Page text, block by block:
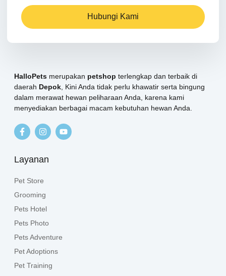
Hubungi Kami
HalloPets merupakan petshop terlengkap dan terbaik di
daerah Depok , Kini Anda tidak perlu khawatir serta bingung
dalam merawat hewan peliharaan Anda, karena kami
menyediakan berbagai macam kebutuhan hewan Anda.
Layanan
Pet Store
Grooming
Pets Hotel
Pets Photo
Pets Adventure
Pet Adoptions
Pet Training